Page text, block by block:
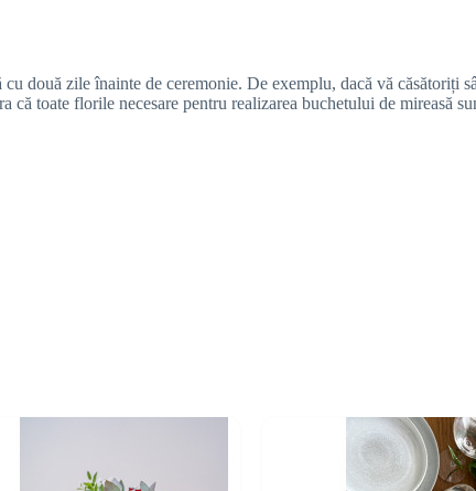
două zile înainte de ceremonie. De exemplu, dacă vă căsătoriți
că toate florile necesare pentru realizarea buchetului de mireasă